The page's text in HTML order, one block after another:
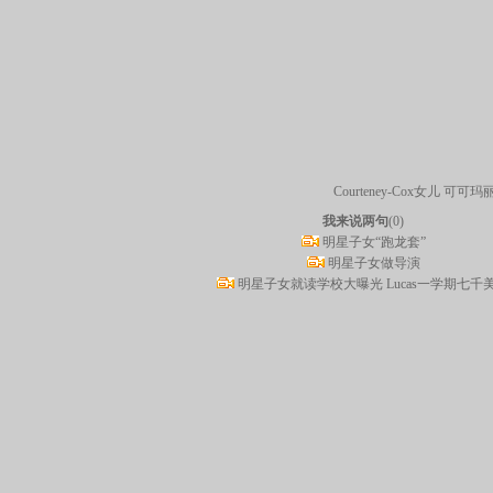
Courteney-Cox女儿 可可玛
我来说两句(0)
明星子女“跑龙套”
明星子女做导演
明星子女就读学校大曝光 Lucas一学期七千